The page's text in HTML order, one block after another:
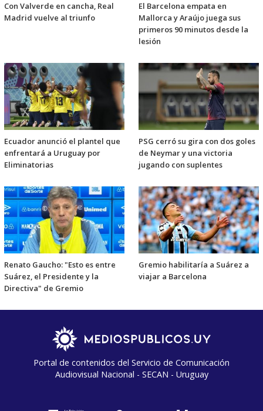
Con Valverde en cancha, Real
Madrid vuelve al triunfo
El Barcelona empata en
Mallorca y Araújo juega sus
primeros 90 minutos desde la
lesión
Ecuador anunció el plantel que
enfrentará a Uruguay por
Eliminatorias
PSG cerró su gira con dos goles
de Neymar y una victoria
jugando con suplentes
Renato Gaucho: "Esto es entre
Suárez, el Presidente y la
Directiva" de Gremio
Gremio habilitaría a Suárez a
viajar a Barcelona
Portal de contenidos del Servicio de Comunicación
Audiovisual Nacional - SECAN - Uruguay